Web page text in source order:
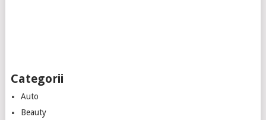
Categorii
Auto
Beauty